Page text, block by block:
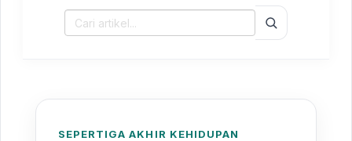
Cari:
SEPERTIGA AKHIR KEHIDUPAN